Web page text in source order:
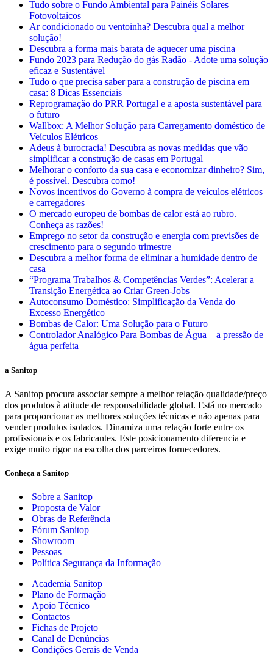
Tudo sobre o Fundo Ambiental para Painéis Solares
Fotovoltaicos
Ar condicionado ou ventoinha? Descubra qual a melhor
solução!
Descubra a forma mais barata de aquecer uma piscina
Fundo 2023 para Redução do gás Radão - Adote uma solução
eficaz e Sustentável
Tudo o que precisa saber para a construção de piscina em
casa: 8 Dicas Essenciais
Reprogramação do PRR Portugal e a aposta sustentável para
o futuro
Wallbox: A Melhor Solução para Carregamento doméstico de
Veículos Elétricos
Adeus à burocracia! Descubra as novas medidas que vão
simplificar a construção de casas em Portugal
Melhorar o conforto da sua casa e economizar dinheiro? Sim,
é possível. Descubra como!
Novos incentivos do Governo à compra de veículos elétricos
e carregadores
O mercado europeu de bombas de calor está ao rubro.
Conheça as razões!
Emprego no setor da construção e energia com previsões de
crescimento para o segundo trimestre
Descubra a melhor forma de eliminar a humidade dentro de
casa
“Programa Trabalhos & Competências Verdes”: Acelerar a
Transição Energética ao Criar Green-Jobs
Autoconsumo Doméstico: Simplificação da Venda do
Excesso Energético
Bombas de Calor: Uma Solução para o Futuro
Controlador Analógico Para Bombas de Água – a pressão de
água perfeita
a Sanitop
A Sanitop procura associar sempre a melhor relação qualidade/preço
dos produtos à atitude de responsabilidade global. Está no mercado
para proporcionar as melhores soluções técnicas e não apenas para
vender produtos isolados. Dinamiza uma relação forte entre os
profissionais e os fabricantes. Este posicionamento diferencia e
exige muito rigor na escolha dos parceiros fornecedores.
Conheça a Sanitop
Sobre a Sanitop
Proposta de Valor
Obras de Referência
Fórum Sanitop
Showroom
Pessoas
Política Segurança da Informação
Academia Sanitop
Plano de Formação
Apoio Técnico
Contactos
Fichas de Projeto
Canal de Denúncias
Condições Gerais de Venda